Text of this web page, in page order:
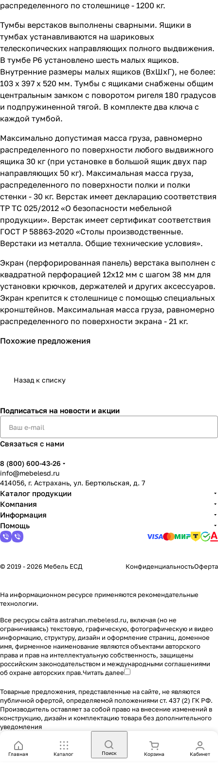
распределенного по столешнице - 1200 кг.
Тумбы верстаков выполнены сварными. Ящики в
тумбах устанавливаются на шариковых
телескопических направляющих полного выдвижения.
В тумбе P6 установлено шесть малых ящиков.
Внутренние размеры малых ящиков (ВхШхГ), не более:
103 х 397 х 520 мм. Тумбы с ящиками снабжены общим
центральным замком с поворотом ригеля 180 градусов
и подпружиненной тягой. В комплекте два ключа с
каждой тумбой.
Максимально допустимая масса груза, равномерно
распределенного по поверхности любого выдвижного
ящика 30 кг (при установке в большой ящик двух пар
направляющих 50 кг). Максимальная масса груза,
распределенного по поверхности полки и полки
стенки - 30 кг. Верстак имеет декларацию соответствия
ТР ТС 025/2012 «О безопасности мебельной
продукции». Верстак имеет сертификат соответствия
ГОСТ Р 58863-2020 «Столы производственные.
Верстаки из металла. Общие технические условия».
Экран (перфорированная панель) верстака выполнен с
квадратной перфорацией 12х12 мм с шагом 38 мм для
установки крючков, держателей и других аксессуаров.
Экран крепится к столешнице с помощью специальных
кронштейнов. Максимальная масса груза, равномерно
распределенного по поверхности экрана - 21 кг.
Похожие предложения
Назад к списку
Подписаться на новости и акции
Связаться с нами
8 (800) 600-43-26
info@mebelesd.ru
414056, г. Астрахань, ул. Бертюльская, д. 7
Каталог продукции
Компания
Информация
Помощь
© 2019 - 2026 Мебель ЕСД КонфиденциальностьОферта
На информационном ресурсе применяются рекомендательные
технологии.
Все ресурсы сайта astrahan.mebelesd.ru, включая (но не
ограничиваясь) текстовую, графическую, фотографическую и видео
информацию, структуру, дизайн и оформление страниц, доменное
имя, фирменное наименование являются объектами авторского
права и прав на интеллектуальную собственность, защищены
российским законодательством и международными соглашениями
об охране авторских прав.Читать далее
Товарные предложения, представленные на сайте, не являются
публичной офертой, определяемой положениями ст. 437 (2) ГК РФ.
Производитель оставляет за собой право на внесение изменений в
конструкцию, дизайн и комплектацию товара без дополнительного
уведомления
Главная Каталог Поиск Корзина Кабинет